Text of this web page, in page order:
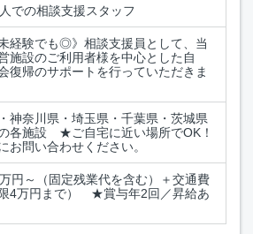
での相談支援スタッフ
未経験でも◎》相談支援員として、当
施設のご利用者様を中心とした自
復帰のサポートを行っていただきま
神奈川県・埼玉県・千葉県・茨城県
各施設 ★ご自宅に近い場所でOK！
お問い合わせください。
円～（固定残業代を含む）＋交通費
限4万円まで） ★賞与年2回／昇給あ